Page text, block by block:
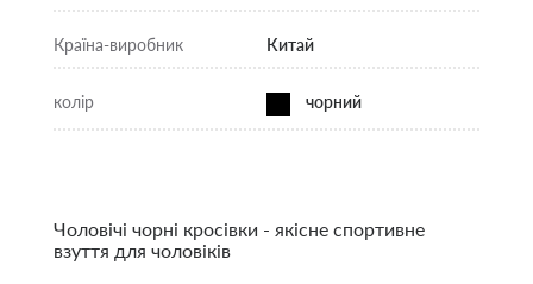
Країна-виробник Китай
колір чорний
Чоловічі чорні кросівки - якісне спортивне
взуття для чоловіків